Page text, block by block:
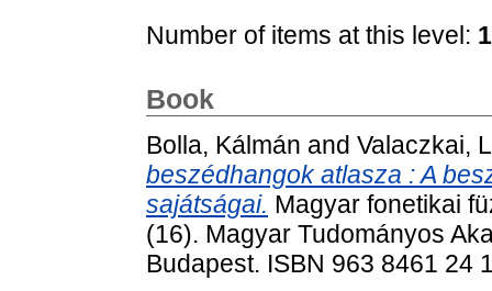
Number of items at this level:
Book
Bolla, Kálmán and Valaczkai,
beszédhangok atlasza : A
sajátságai. Magyar fonetikai
(16). Magyar Tudományos
Budapest. ISBN 963 8461 24